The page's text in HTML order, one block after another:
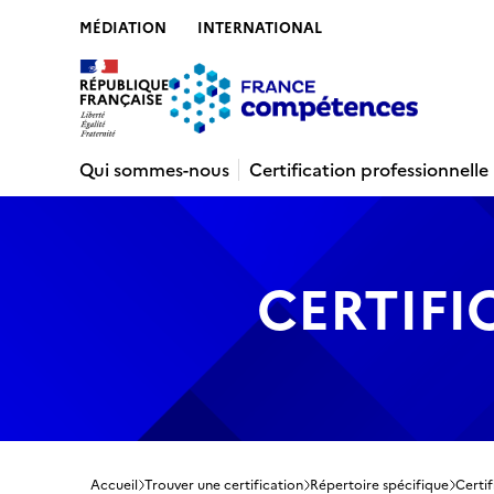
MÉDIATION INTERNATIONAL
Qui sommes-nous
Certification professionnelle
Accueil Trouver une certification Répertoire spécifique